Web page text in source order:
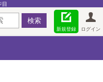
目
ログイン
新規登録